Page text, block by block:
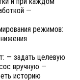
—
режимов:
— задать целевую
вручную —
историю